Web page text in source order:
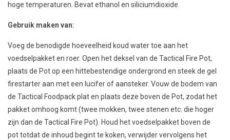
hoge temperaturen. Bevat ethanol en siliciumdioxide.
Gebruik maken van:
Voeg de benodigde hoeveelheid koud water toe aan het
voedselpakket en roer. Open het deksel van de Tactical Fire Pot,
plaats de Pot op een hittebestendige ondergrond en steek de gel
firestarter aan met een lucifer of aansteker. Vouw de bodem van
de Tactical Foodpack plat en plaats deze boven de Pot, zodat het
pakket omhoog komt (twee mokken, twee stenen etc. die hoger
zijn dan de Tactical Fire Pot). Houd het voedselpakket boven de
pot totdat de inhoud begint te koken, verwijder vervolgens het